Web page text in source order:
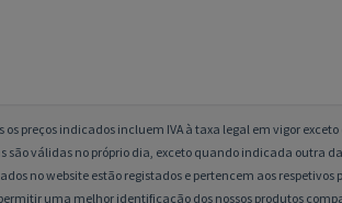
preços indicados incluem IVA à taxa legal em vigor
são válidas no próprio dia, exceto quando indicada outra
no website estão registados e pertencem aos respetivos
uma melhor identificação dos nossos produtos